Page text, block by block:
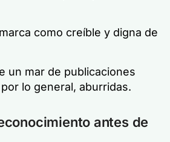
como creíble y digna de
un mar de publicaciones
lo general, aburridas.
antes de